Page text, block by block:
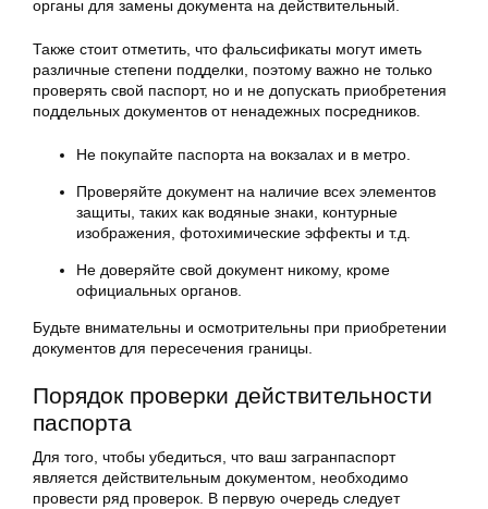
органы для замены документа на действительный.
Также стоит отметить, что фальсификаты могут иметь
различные степени подделки, поэтому важно не только
проверять свой паспорт, но и не допускать приобретения
поддельных документов от ненадежных посредников.
Не покупайте паспорта на вокзалах и в метро.
Проверяйте документ на наличие всех элементов
защиты, таких как водяные знаки, контурные
изображения, фотохимические эффекты и т.д.
Не доверяйте свой документ никому, кроме
официальных органов.
Будьте внимательны и осмотрительны при приобретении
документов для пересечения границы.
Порядок проверки действительности
паспорта
Для того, чтобы убедиться, что ваш загранпаспорт
является действительным документом, необходимо
провести ряд проверок. В первую очередь следует